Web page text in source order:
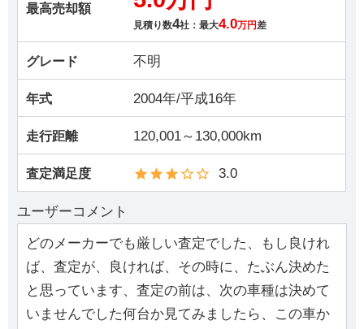
最高売却額
見積り数4社：最大4.0万円差
グレード 不明
年式 2004年/平成16年
走行距離 120,001～130,000km
査定満足度 3.0
ユーザーコメント
どのメーカーでも厳しい査定でした、もし良けれ
ば、査定が、良ければ、その時に、たぶん決めた
と思っています、査定の前は、次の車種は決めて
いませんでした何台か見てみましたら、この車か